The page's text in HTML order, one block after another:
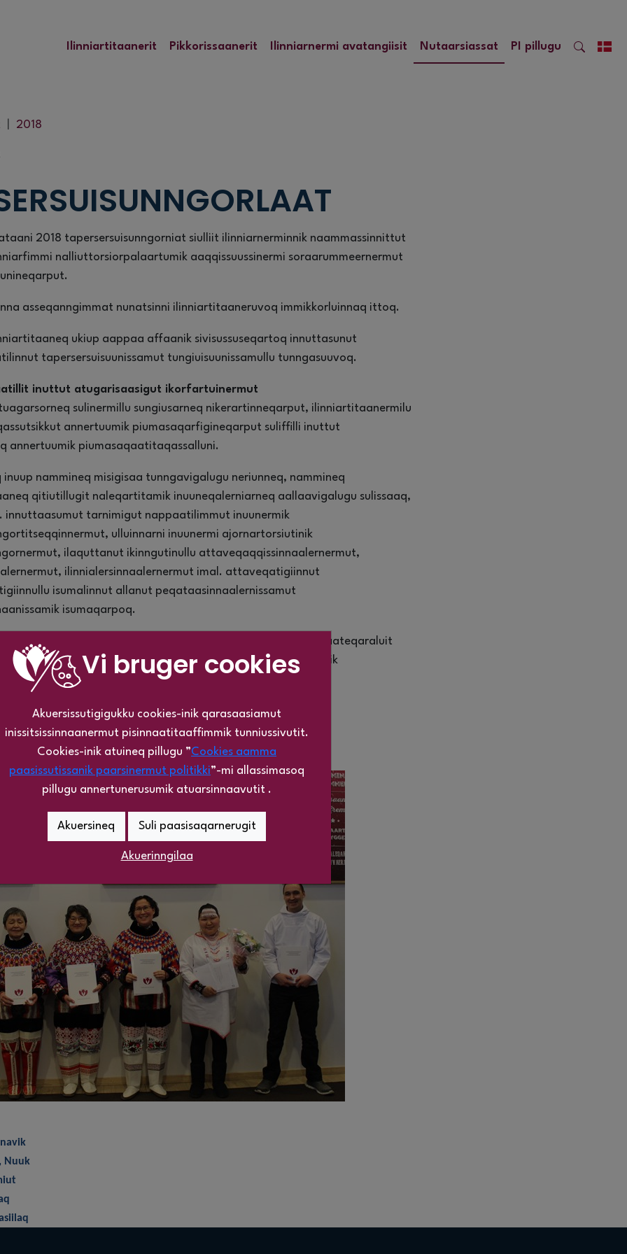
Ilinniartitaanerit Pikkorissaanerit Ilinniarnermi avatangiisit Nutaarsiassat PI pillugu
2018
2018 tapersersuisunngorniat siulliit ilinniarnerminnik naammassinnittut
nalliuttorsiorpalaartumik aaqqissuussinermi soraarummeernermut
asseqanngimmat nunatsinni ilinniartitaaneruvoq immikkorluinnaq ittoq.
ukiup aappaa affaanik sivisussuseqartoq innuttasunut
tapersersuisuunissamut tungiuisuunissamullu tunngasuuvoq.
inuttut atugarisaasigut ikorfartuinermut
sulinermillu sungiusarneq nikerartinneqarput, ilinniartitaanermilu
annertuumik piumasaqarfigineqarput suliffilli inuttut
annertuumik piumasaqaatitaqassalluni.
inuup nammineq misigisaa tunngavigalugu neriunneq, nammineq
qitiutillugit naleqartitamik inuuneqalerniarneq aallaavigalugu sulissaaq,
innuttaasumut tarnimigut nappaatilimmut inuunermik
ulluinnarni inuunermi ajornartorsiutinik
ilaquttanut ikinngutinullu attaveqaqqissinnaalernermut,
ilinnialersinnaalernermut imal. attaveqatigiinnut
isumalinnut allanut peqataasinnaalernissamut
isumaqarpoq.
ilinniartitaaneq inuit ataasiakkaat tarnikkut nappaateqaraluit
tamaat nalinginnaasumik inuusinnaanissaannut annertuumik
siulliit angusilluarlutik ilinniarnertik naammassivaat.
tassaapput:
Nuuk
Vi bruger cookies
Akuersissutigigukku cookies-inik qarasaasiamut
inissitsissinnaanermut pisinnaatitaaffimmik tunniussivutit.
Cookies-inik atuineq pillugu ”Cookies aamma
paasissutissanik paarsinermut politikki”-mi allassimasoq
pillugu annertunerusumik atuarsinnaavutit .
Akuersineq Suli paasisaqarnerugit
Akuerinngilaa